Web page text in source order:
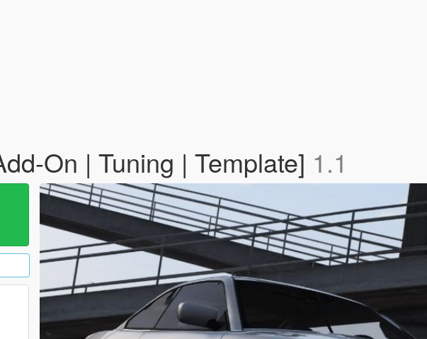
On | Tuning | Template] 1.1